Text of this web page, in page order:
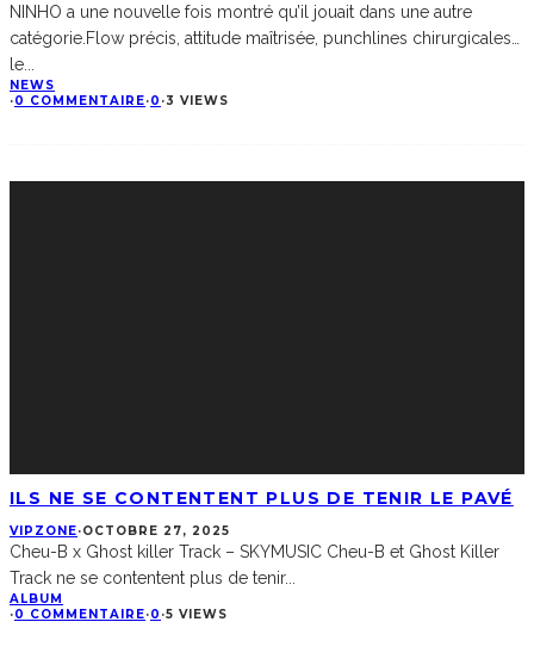
NINHO a une nouvelle fois montré qu’il jouait dans une autre
catégorie.Flow précis, attitude maîtrisée, punchlines chirurgicales…
le
NEWS
·0 COMMENTAIRE·0 ·3 VIEWS
ILS NE SE CONTENTENT PLUS DE TENIR LE PAVÉ
VIPZONE·OCTOBRE 27, 2025
Cheu-B x Ghost killer Track – SKYMUSIC Cheu-B et Ghost Killer
Track ne se contentent plus de tenir...
ALBUM
·0 COMMENTAIRE·0 ·5 VIEWS